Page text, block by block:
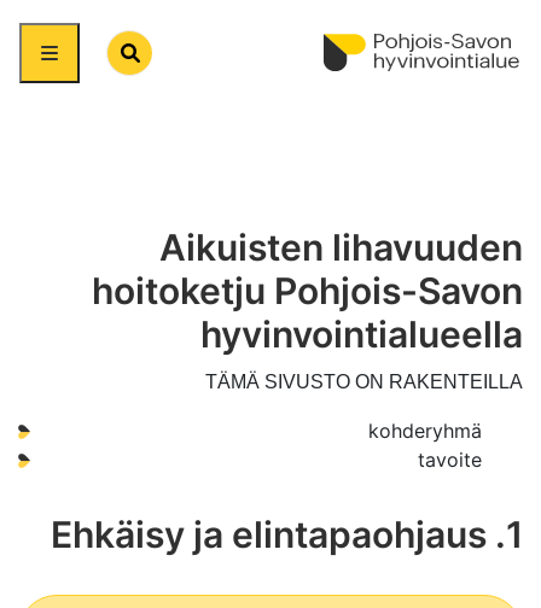
Search
Aikuisten lihavuuden
hoitoketju Pohjois-Savon
hyvinvointialueella
TÄMÄ SIVUSTO ON RAKENTEILLA
kohderyhmä
tavoite
1. Ehkäisy ja elintapaohjaus